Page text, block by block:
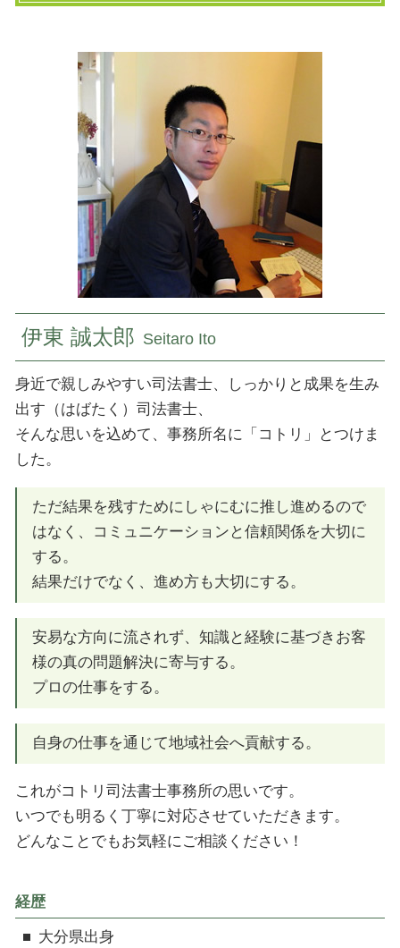
相続放棄 代襲相続
家族信託 認知症
商事信託 不動産
家族信託 やり方
民事信託とは
登記 簿 謄本 取り 方
法人 登記簿謄本
土地 登記
相続登記 委任状
登記 と は
所有権 保存登記
相続 登記費用
相続 埼玉県 司法書士
相続 東京都 司法書士
民事信託 府中市 司法書士
民事信託 東京都 司法書士
相続 山梨県 司法書士
登記 国立市 司法書士
登記 東京都 司法書士
登記 神奈川県 司法書士
登記 千葉県 司法書士
登記 国分寺市 司法書士
伊東 誠太郎 Seitaro Ito
身近で親しみやすい司法書士、しっかりと成果を生み
出す（はばたく）司法書士、
そんな思いを込めて、事務所名に「コトリ」とつけま
した。
ただ結果を残すためにしゃにむに推し進めるので
はなく、コミュニケーションと信頼関係を大切に
する。
結果だけでなく、進め方も大切にする。
安易な方向に流されず、知識と経験に基づきお客
様の真の問題解決に寄与する。
プロの仕事をする。
自身の仕事を通じて地域社会へ貢献する。
これがコトリ司法書士事務所の思いです。
いつでも明るく丁寧に対応させていただきます。
どんなことでもお気軽にご相談ください！
経歴
大分県出身